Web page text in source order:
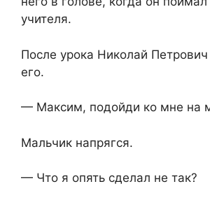
учителя.
После урока Николай
его.
— Максим, подойди ко мне на
Мальчик напрягся.
— Что я опять сделал не так?